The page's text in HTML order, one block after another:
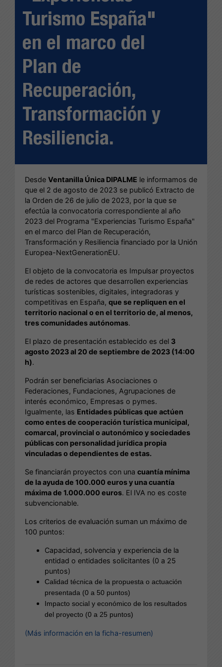
Turismo España"
en el marco del
Plan de
Recuperación,
Transformación y
Resiliencia.
Desde Ventanilla Única DIPALME le informamos de
que el 2 de agosto de 2023 se publicó Extracto de
la Orden de 26 de julio de 2023, por la que se
efectúa la convocatoria correspondiente al año
2023 del Programa "Experiencias Turismo España"
en el marco del Plan de Recuperación,
Transformación y Resiliencia financiado por la Unión
Europea-NextGenerationEU.
El objeto de la convocatoria es Impulsar proyectos
de redes de actores que desarrollen experiencias
turísticas sostenibles, digitales, integradoras y
competitivas en España, que se repliquen en el
territorio nacional o en el territorio de, al menos,
tres comunidades autónomas.
El plazo de presentación establecido es del 3
agosto 2023 al 20 de septiembre de 2023 (14:00
h).
Podrán ser beneficiarias Asociaciones o
Federaciones, Fundaciones, Agrupaciones de
interés económico, Empresas o pymes.
Igualmente, las Entidades públicas que actúen
como entes de cooperación turística municipal,
comarcal, provincial o autonómico y sociedades
públicas con personalidad jurídica propia
vinculadas o dependientes de estas.
Se financiarán proyectos con una cuantía mínima
de la ayuda de 100.000 euros y una cuantía
máxima de 1.000.000 euros. El IVA no es coste
subvencionable.
Los criterios de evaluación suman un máximo de
100 puntos:
Capacidad, solvencia y experiencia de la
entidad o entidades solicitantes (0 a 25
puntos)
Calidad técnica de la propuesta o actuación
presentada (0 a 50 puntos)
Impacto social y económico de los resultados
del proyecto (0 a 25 puntos)
(Más información en la ficha-resumen)